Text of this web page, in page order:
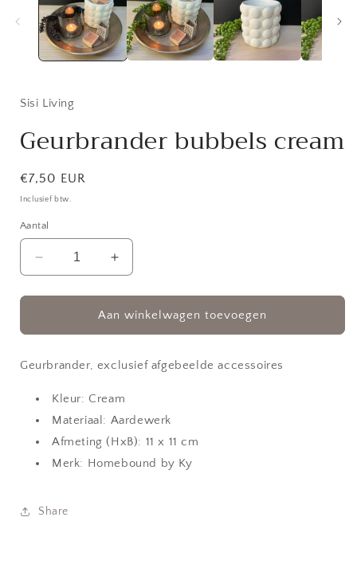
modaal
Sisi Living
Geurbrander bubbels cream
Normale
prijs
€7,50 EUR
Inclusief btw.
Aantal
Aantal
verlagen
voor
Geurbrander
bubbels
Aantal
verhogen
voor
Geurbrander
bubbels
Aan winkelwagen toevoegen
Geurbrander, exclusief afgebeelde accessoires
Kleur: Cream
Materiaal: Aardewerk
Afmeting (HxB): 11 x 11 cm
Merk: Homebound by Ky
Share